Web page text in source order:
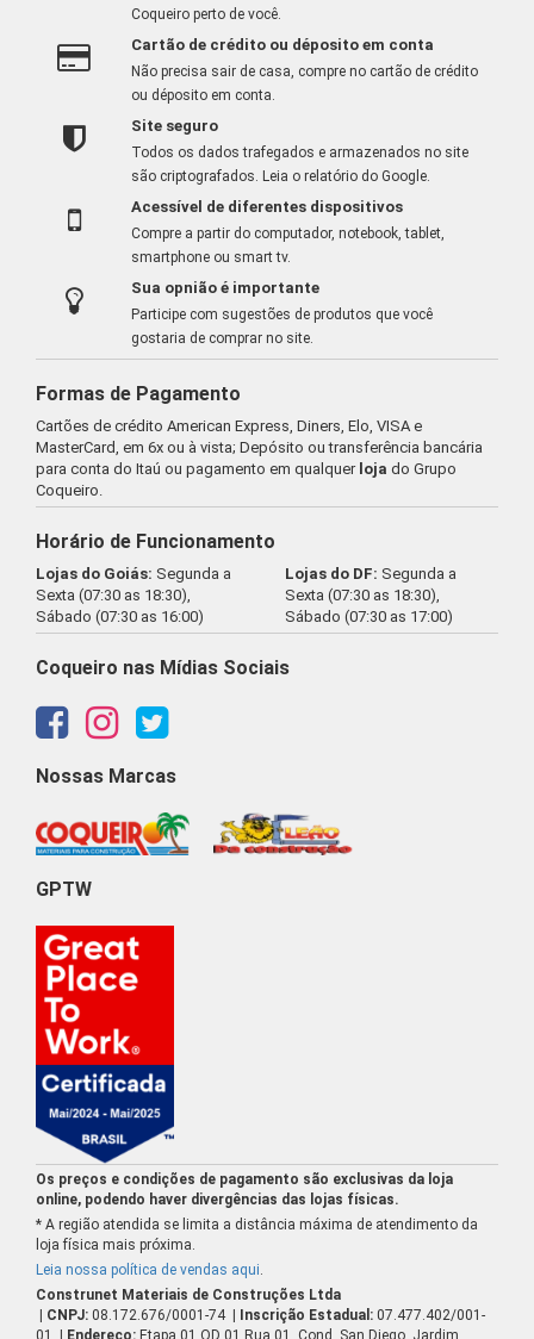
Coqueiro perto de você.
Cartão de crédito ou déposito em conta
Não precisa sair de casa, compre no cartão de crédito
ou déposito em conta.
Site seguro
Todos os dados trafegados e armazenados no site
são criptografados. Leia o relatório do Google.
Acessível de diferentes dispositivos
Compre a partir do computador, notebook, tablet,
smartphone ou smart tv.
Sua opnião é importante
Participe com sugestões de produtos que você
gostaria de comprar no site.
Formas de Pagamento
Cartões de crédito American Express, Diners, Elo, VISA e
MasterCard, em 6x ou à vista; Depósito ou transferência bancária
para conta do Itaú ou pagamento em qualquer loja do Grupo
Coqueiro.
Horário de Funcionamento
Lojas do Goiás: Segunda a
Sexta (07:30 as 18:30),
Sábado (07:30 as 16:00)
Lojas do DF: Segunda a
Sexta (07:30 as 18:30),
Sábado (07:30 as 17:00)
Coqueiro nas Mídias Sociais
Nossas Marcas
GPTW
Os preços e condições de pagamento são exclusivas da loja
online, podendo haver divergências das lojas físicas.
* A região atendida se limita a distância máxima de atendimento da
loja física mais próxima.
Leia nossa política de vendas aqui
Construnet Materiais de Construções Ltda
| CNPJ: 08.172.676/0001-74 | Inscrição Estadual: 07.477.402/001-
01
| Endereço: Etapa 01 QD 01 Rua 01, Cond. San Diego, Jardim